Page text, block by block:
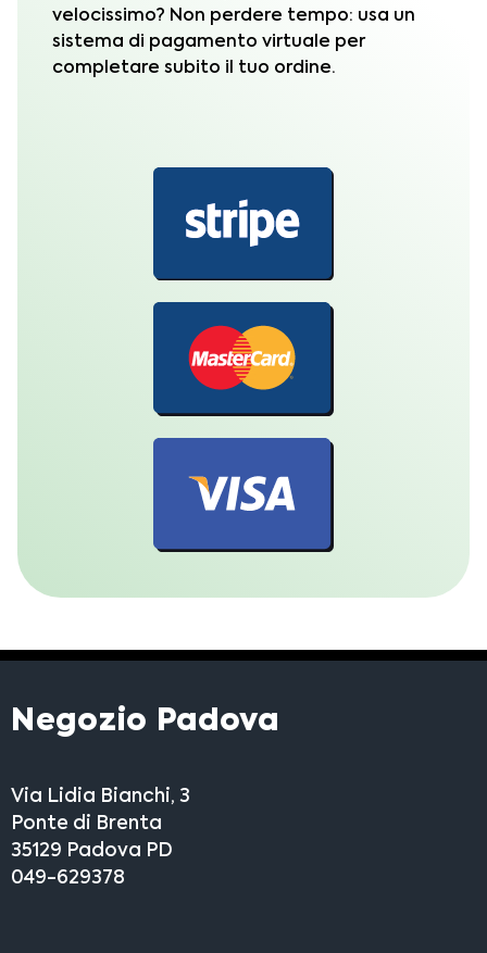
velocissimo? Non perdere tempo: usa un
sistema di pagamento virtuale per
completare subito il tuo ordine.
Negozio Padova
Via Lidia Bianchi, 3
Ponte di Brenta
35129 Padova PD
049-629378